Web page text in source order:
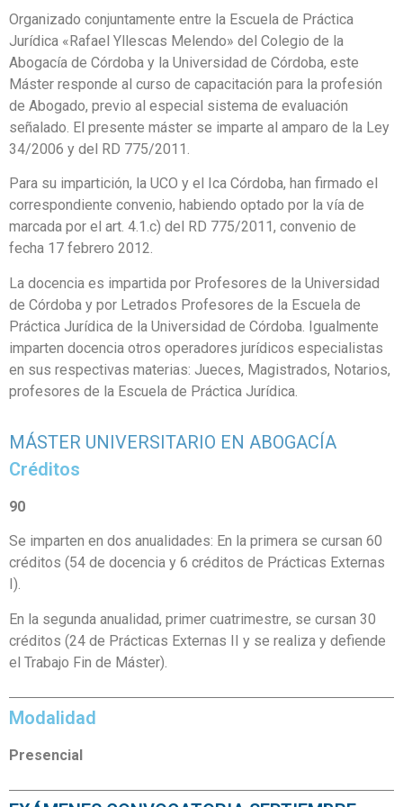
Organizado conjuntamente entre la Escuela de Práctica
Jurídica «Rafael Yllescas Melendo» del Colegio de la
Abogacía de Córdoba y la Universidad de Córdoba, este
Máster responde al curso de capacitación para la profesión
de Abogado, previo al especial sistema de evaluación
señalado. El presente máster se imparte al amparo de la Ley
34/2006 y del RD 775/2011.
Para su impartición, la UCO y el Ica Córdoba, han firmado el
correspondiente convenio, habiendo optado por la vía de
marcada por el art. 4.1.c) del RD 775/2011, convenio de
fecha 17 febrero 2012.
La docencia es impartida por Profesores de la Universidad
de Córdoba y por Letrados Profesores de la Escuela de
Práctica Jurídica de la Universidad de Córdoba. Igualmente
imparten docencia otros operadores jurídicos especialistas
en sus respectivas materias: Jueces, Magistrados, Notarios,
profesores de la Escuela de Práctica Jurídica.
MÁSTER UNIVERSITARIO EN ABOGACÍA
Créditos
90
Se imparten en dos anualidades: En la primera se cursan 60
créditos (54 de docencia y 6 créditos de Prácticas Externas
I).
En la segunda anualidad, primer cuatrimestre, se cursan 30
créditos (24 de Prácticas Externas II y se realiza y defiende
el Trabajo Fin de Máster).
Modalidad
Presencial